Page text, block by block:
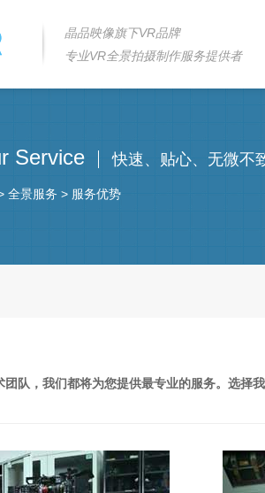
晶品映像旗下VR品牌
专业VR全景拍摄制作服务提供者
Service 快速、贴心、无微不
全景服务 > 服务优势
团队，我们都将为您提供最专业的服务。选择